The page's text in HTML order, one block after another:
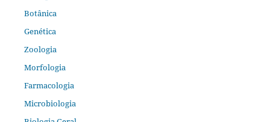
Botânica
Genética
Zoologia
Morfologia
Farmacologia
Microbiologia